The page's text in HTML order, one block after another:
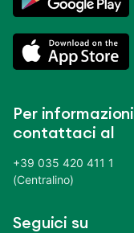
Per informazioni
contattaci al
+39 035 420 411 1
(Centralino)
Seguici su